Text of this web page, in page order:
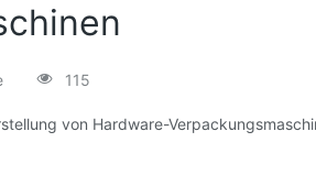
115
von Hardware-